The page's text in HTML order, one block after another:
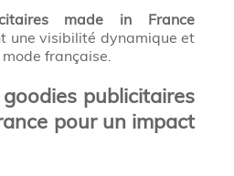
made in France
une visibilité dynamique et
française.
publicitaires
pour un impact